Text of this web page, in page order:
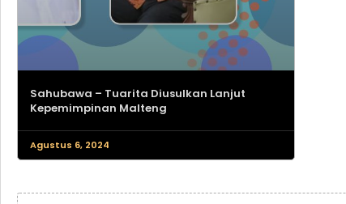
Sahubawa – Tuarita Diusulkan Lanjut
Kepemimpinan Malteng
Agustus 6, 2024